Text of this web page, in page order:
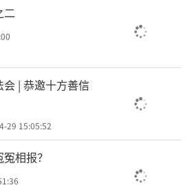
二
| 恭邀十方善信
29 15:05:52
相报？